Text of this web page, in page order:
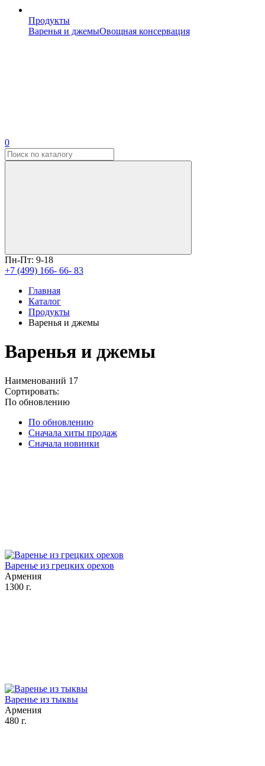
Продукты
Варенья и джемыОвощная консервация
0
Пн-Пт: 9-18
+7 (499) 166- 66- 83
Главная
Каталог
Продукты
Варенья и джемы
Варенья и джемы
Наименований 17
Сортировать:
По обновлению
По обновлению
Сначала хиты продаж
Сначала новинки
Варенье из грецких орехов
Армения
1300 г.
Варенье из тыквы
Армения
480 г.